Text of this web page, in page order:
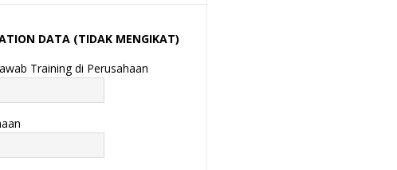
DATA (TIDAK MENGIKAT)
Training di Perusahaan